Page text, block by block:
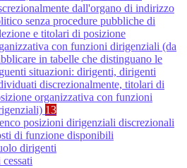
dall'organo di indirizzo
senza procedure pubbliche di
e titolari di posizione
con funzioni dirigenziali (da
in tabelle che distinguano le
situazioni: dirigenti, dirigenti
discrezionalmente, titolari di
organizzativa con funzioni
13
posizioni dirigenziali discrezionali
di funzione disponibili
dirigenti